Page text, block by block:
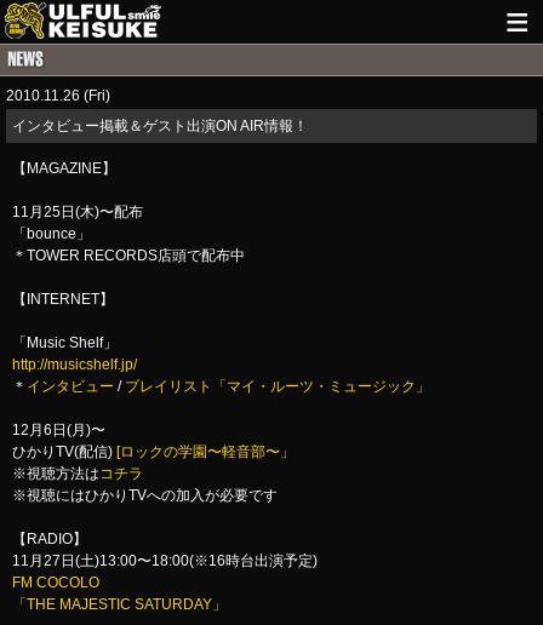
NEWS
2010.11.26 (Fri)
インタビュー掲載＆ゲスト出演ON AIR情報！
【MAGAZINE】
11月25日(木)〜配布
「bounce」
＊TOWER RECORDS店頭で配布中
【INTERNET】
「Music Shelf」
http://musicshelf.jp/
＊ インタビュー / プレイリスト「マイ・ルーツ・ミュージック」
12月6日(月)〜
ひかりTV(配信) [ロックの学園〜軽音部〜」
※視聴方法はコチラ
※視聴にはひかりTVへの加入が必要です
【RADIO】
11月27日(土)13:00〜18:00(※16時台出演予定)
FM COCOLO
「THE MAJESTIC SATURDAY」